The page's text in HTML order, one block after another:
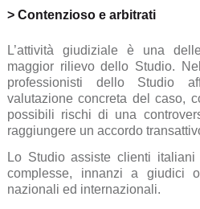
> Contenzioso e arbitrati
L’attività giudiziale è una
maggior rilievo dello Studio.
professionisti dello Studio
valutazione concreta del caso,
possibili rischi di una
raggiungere un accordo
Lo Studio assiste clienti
complesse, innanzi a giudici
nazionali ed internazionali.